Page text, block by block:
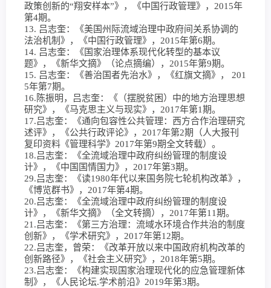
政策创新的“翔安样本”》，《中国行政管理》，2015年
第4期。
13. 吕志奎：《美国州际流域治理中政府间关系协调的
法治机制》，《中国行政管理》，2015年第6期。
14. 吕志奎：《国家治理体系现代化转型的基本议
题》，《新华文摘》（论点摘编），2015年第9期。
15. 吕志奎：《善治国者先治水》，《红旗文摘》， 201
5年第7期。
16.陈振明，吕志奎：《（摆脱贫困）中的地方治理思想
研究》，《马克思主义与现实》，2017年第1期。
17.吕志奎：《通向包容性公共管理：西方合作治理研究
述评》，《公共行政评论》，2017年第2期（人大报刊
复印资料《管理科学》2017年第9期全文转载）。
18.吕志奎：《全流域治理中政府纠纷管理的制度设
计》，《中国国情国力》，2017年第3期。
29.吕志奎：《读1980年代以来国务院七轮机构改革》，
《博览群书》，2017年第4期。
20.吕志奎：《全流域治理中政府纠纷管理的制度设
计》，《新华文摘》（全文转摘），2017年第11期。
21.吕志奎：《第三方治理：流域水环境合作共治的制度
创新》，《学术研究》，2017年第12期。
22.吕志奎，曾荣：《改革开放以来中国政府机构改革的
创新路径》，《社会主义研究》，2018年第5期。
23.吕志奎：《构建实现国家治理现代化的应急管理新体
制》，《人民论坛.学术前沿》2019年第3期。